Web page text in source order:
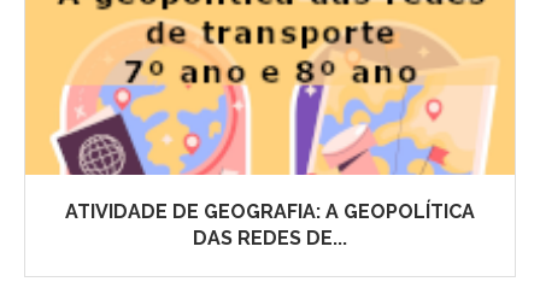
ATIVIDADE DE GEOGRAFIA: A GEOPOLÍTICA
DAS REDES DE...